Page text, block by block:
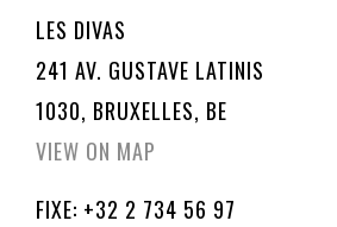
LES DIVAS
241 AV. GUSTAVE LATINIS
1030, BRUXELLES, BE
VIEW ON MAP
FIXE: +32 2 734 56 97